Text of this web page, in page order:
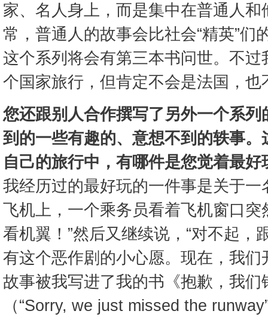
家、名人身上，而是集中在普通人
常，普通人的故事会比社会“精英”们
这个系列将会有第三本书问世。不
个国家旅行，但肯定不会是法国，也
您还跟别人合作撰写了另外一个系
到的一些有趣的、意想不到的轶事
自己的旅行中，有哪件是您觉着最好
我经历过的最好玩的一件事是关于
飞机上，一个乘务员看着飞机窗口突
看机翼！”然后又继续说，“对不起，
有这个恶作剧的小心愿。现在，我们
故事被我写进了我的书《抱歉，我们
（“Sorry, we just missed the